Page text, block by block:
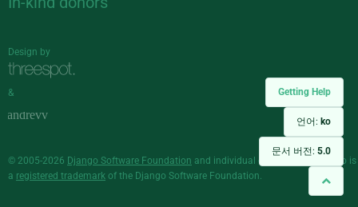
Getting Help
언어: ko
문서 버전: 5.0
Design by
&
© 2005-2026 Django Software Foundation and individual contributors. Django is
a registered trademark of the Django Software Foundation.